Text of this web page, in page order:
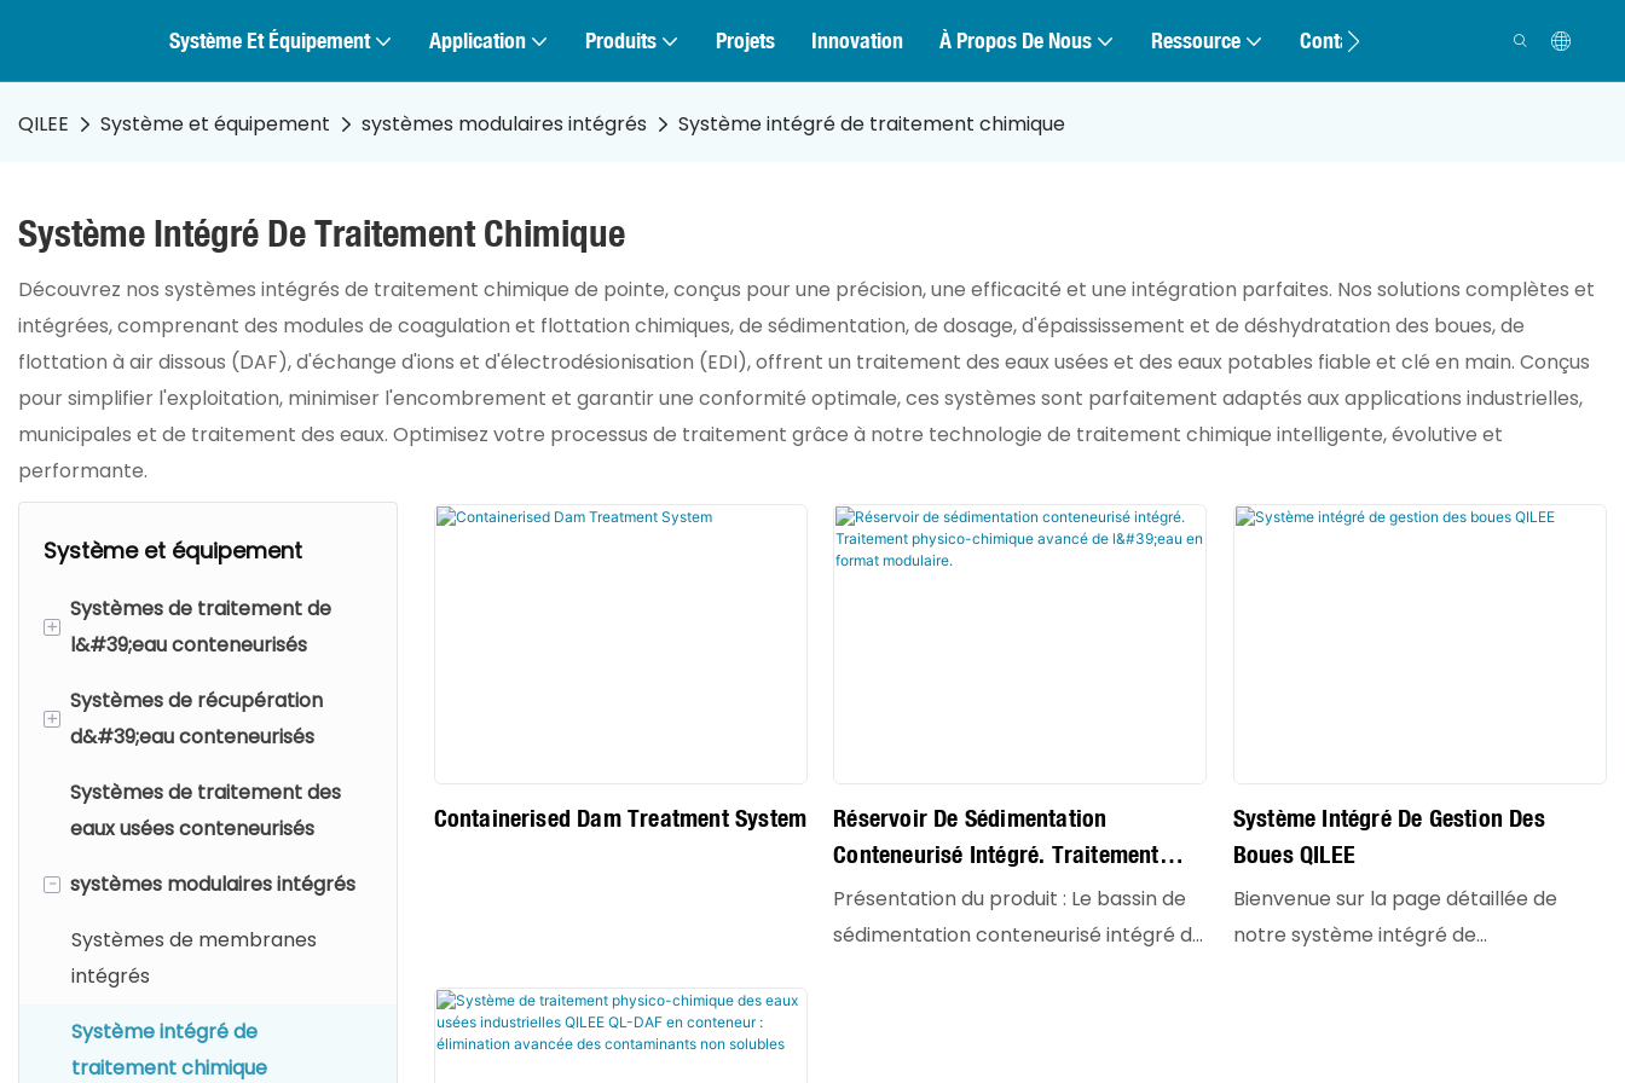
Système Et Équipement Application Produits Projets Innovation À Propos De Nous Ressource Contact
QILEE Système et équipement systèmes modulaires intégrés Système intégré de traitement chimique
Système Intégré De Traitement Chimique
Découvrez nos systèmes intégrés de traitement chimique de pointe, conçus pour une précision, une efficacité et une intégration parfaites. Nos solutions complètes et
intégrées, comprenant des modules de coagulation et flottation chimiques, de sédimentation, de dosage, d'épaississement et de déshydratation des boues, de
flottation à air dissous (DAF), d'échange d'ions et d'électrodésionisation (EDI), offrent un traitement des eaux usées et des eaux potables fiable et clé en main. Conçus
pour simplifier l'exploitation, minimiser l'encombrement et garantir une conformité optimale, ces systèmes sont parfaitement adaptés aux applications industrielles,
municipales et de traitement des eaux. Optimisez votre processus de traitement grâce à notre technologie de traitement chimique intelligente, évolutive et
performante.
Système et équipement
+
Systèmes de traitement de
l&#39;eau conteneurisés
Traitement de l&#39;eau
potable
Traitement de l&#39;eau
purifiée
Production d&#39;eau de
Système d&#39;eau de
+
Systèmes de récupération
d&#39;eau conteneurisés
Traitement des eaux usées
industrielles
Systèmes de traitement des
eaux usées conteneurisés
- systèmes modulaires intégrés
Systèmes de membranes
intégrés
Système intégré de
traitement chimique
Containerised Dam Treatment System
Réservoir De Sédimentation
Conteneurisé Intégré. Traitement
Physico-Chimique Avancé De L'eau
En Format Modulaire.
Présentation du produit : Le bassin de
sédimentation conteneurisé intégré de
Système Intégré De Gestion Des
Boues QILEE
Bienvenue sur la page détaillée de
notre système intégré de